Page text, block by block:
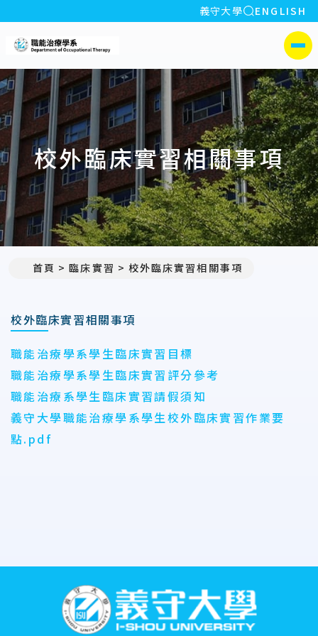
:::
義守大學 全站搜索
ENGLISH
側選單
校外臨床實習相關事項
首頁 臨床實習 校外臨床實習相關事項
校外臨床實習相關事項
職能治療學系學生臨床實習目標
職能治療學系學生臨床實習評分參考
職能治療系學生臨床實習請假須知
義守大學職能治療學系學生校外臨床實習作業要
點.pdf